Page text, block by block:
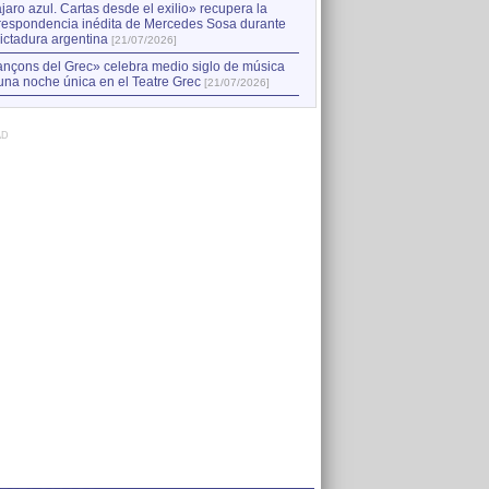
azul. Cartas desde el exilio» recupera la
inédita de Mercedes Sosa durante
argentina [21/07/2026]
del Grec» celebra medio siglo de música
noche única en el Teatre Grec [21/07/2026]